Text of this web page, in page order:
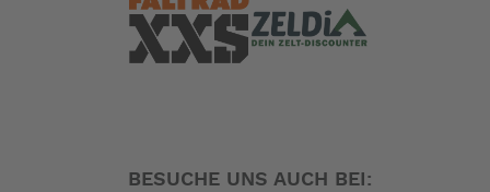
-- Auf Produktfotos angezeigte Dekorationsartikel
BESUCHE UNS AUCH BEI: